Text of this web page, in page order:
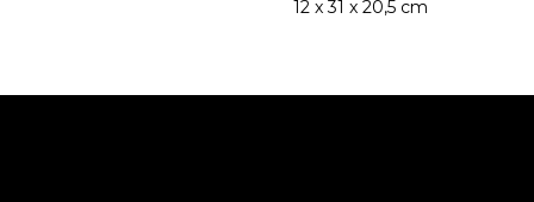
12 x 31 x 20,5 cm